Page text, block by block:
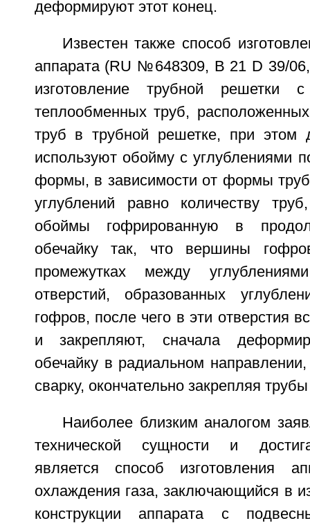
деформируют этот конец.
Известен также способ
аппарата (RU №648309, В 21 D 39/
изготовление трубной решетки
теплообменных труб,
труб в трубной решетке, при этом
используют обойму с углублениями
формы, в зависимости от формы
углублений равно количеству
обоймы гофрированную в
обечайку так, что вершины
промежутках между
отверстий, образованных
гофров, после чего в эти отверстия
и закрепляют, сначала
обечайку в радиальном
сварку, окончательно закрепляя
Наиболее близким аналогом
технической сущности и
является способ изготовления
охлаждения газа, заключающийся в
конструкции аппарата с